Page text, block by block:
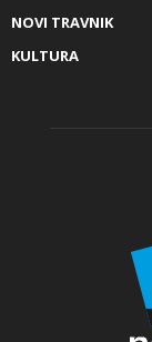
NOVI TRAVNIK
KULTURA